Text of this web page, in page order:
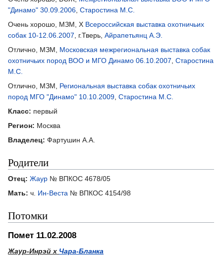
"Динамо" 30.09.2006 Старостина М.С.
Очень хорошо, МЗМ, X Всероссийская выставка охотничьих
собак 10-12.06.2007 , г.Тверь, Айрапетьянц А.Э.
Отлично, МЗМ, Московская межрегиональная выставка собак
охотничьих пород ВОО и МГО Динамо 06.10.2007 Старостина
М.С.
Отлично, МЗМ, Региональная выставка собак охотничьих
пород МГО "Динамо" 10.10.2009 Старостина М.С.
Класс: первый
Регион: Москва
Владелец: Фартушин А.А.
Родители
Отец: Жаур № ВПКОС 4678/05
Мать: ч. Ин-Веста № ВПКОС 4154/98
Потомки
Помет 11.02.2008
Жаур-Инрэй х Чара-Бланка